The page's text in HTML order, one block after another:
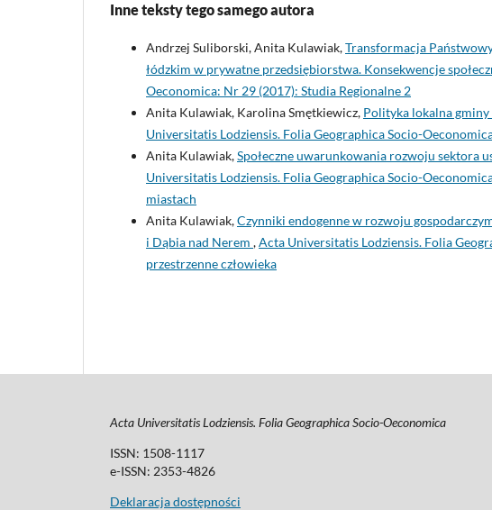
Inne teksty tego samego autora
Andrzej Suliborski, Anita Kulawiak,Transformacja
łódzkim w prywatne przedsiębiorstwa. Konsekwencje
Oeconomica: Nr 29 (2017): Studia Regionalne 2
Anita Kulawiak, Karolina Smętkiewicz, Polityka lokalna
Universitatis Lodziensis. Folia Geographica Socio-
Anita Kulawiak,Społeczne uwarunkowania rozwoju sektora
Universitatis Lodziensis. Folia Geographica Socio-
miastach
Anita Kulawiak,Czynniki endogenne w rozwoju
i Dąbia nad Nerem ,Acta Universitatis Lodziensis. Folia
przestrzenne człowieka
Acta Universitatis Lodziensis. Folia Geographica Socio-Oeconomica
ISSN: 1508-1117
e-ISSN: 2353-4826
Deklaracja dostępności